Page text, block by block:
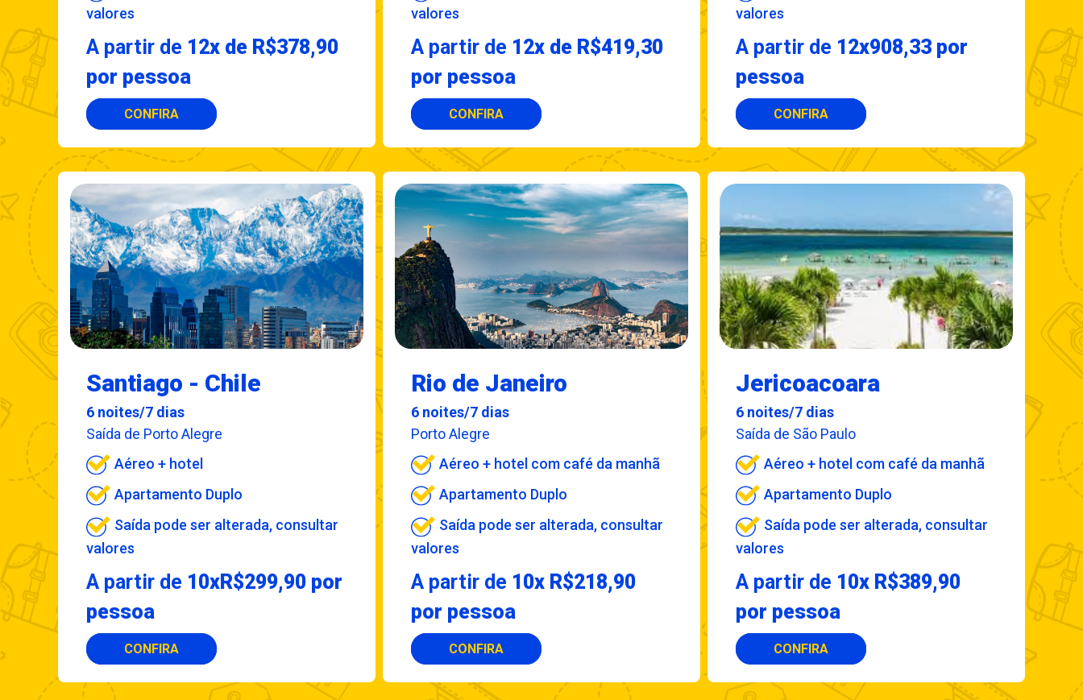
valores
A partir de 12x de R$378,90
por pessoa
CONFIRA
valores
A partir de 12x de R$419,30
por pessoa
CONFIRA
valores
A partir de 12x908,33 por
pessoa
CONFIRA
Santiago - Chile
6 noites/7 dias
Saída de Porto Alegre
Aéreo + hotel
Apartamento Duplo
Saída pode ser alterada, consultar
valores
A partir de 10xR$299,90 por
pessoa
CONFIRA
Rio de Janeiro
6 noites/7 dias
Porto Alegre
Aéreo + hotel com café da manhã
Apartamento Duplo
Saída pode ser alterada, consultar
valores
A partir de 10x R$218,90
por pessoa
CONFIRA
Jericoacoara
6 noites/7 dias
Saída de São Paulo
Aéreo + hotel com café da manhã
Apartamento Duplo
Saída pode ser alterada, consultar
valores
A partir de 10x R$389,90
por pessoa
CONFIRA